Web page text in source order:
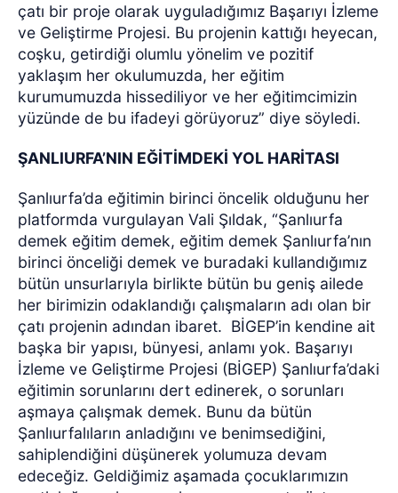
çatı bir proje olarak uyguladığımız Başarıyı İzleme
ve Geliştirme Projesi. Bu projenin kattığı heyecan,
coşku, getirdiği olumlu yönelim ve pozitif
yaklaşım her okulumuzda, her eğitim
kurumumuzda hissediliyor ve her eğitimcimizin
yüzünde de bu ifadeyi görüyoruz” diye söyledi.
ŞANLIURFA’NIN EĞİTİMDEKİ YOL HARİTASI
Şanlıurfa’da eğitimin birinci öncelik olduğunu her
platformda vurgulayan Vali Şıldak, “Şanlıurfa
demek eğitim demek, eğitim demek Şanlıurfa’nın
birinci önceliği demek ve buradaki kullandığımız
bütün unsurlarıyla birlikte bütün bu geniş ailede
her birimizin odaklandığı çalışmaların adı olan bir
çatı projenin adından ibaret. BİGEP’in kendine ait
başka bir yapısı, bünyesi, anlamı yok. Başarıyı
İzleme ve Geliştirme Projesi (BİGEP) Şanlıurfa’daki
eğitimin sorunlarını dert edinerek, o sorunları
aşmaya çalışmak demek. Bunu da bütün
Şanlıurfalıların anladığını ve benimsediğini,
sahiplendiğini düşünerek yolumuza devam
edeceğiz. Geldiğimiz aşamada çocuklarımızın